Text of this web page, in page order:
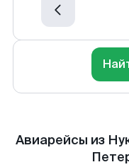
Авиарейсы из